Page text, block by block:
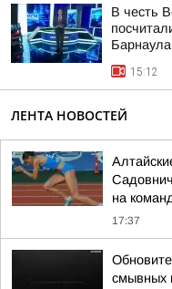
В честь
15:12
ЛЕНТА НОВОСТЕЙ
на
17:37
смывных